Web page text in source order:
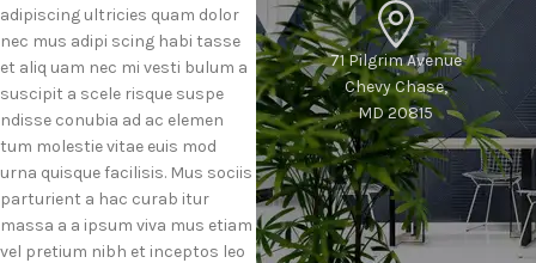
adipiscing ultricies quam dolor
nec mus adipi scing habi tasse
et aliq uam nec mi vesti bulum a
suscipit a scele risque suspe
ndisse conubia ad ac elemen
tum molestie vitae euis mod
urna quisque facilisis. Mus sociis
parturient a hac curab itur
massa a a ipsum viva mus etiam
vel pretium nibh et inceptos leo
71 Pilgrim Avenue
Chevy Chase,
MD 20815